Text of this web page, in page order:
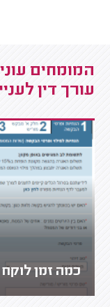
המומחים
עורך דין
כמה זמן